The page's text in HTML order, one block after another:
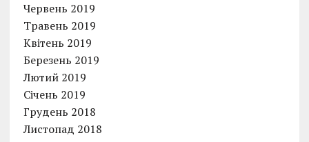
Червень 2019
Травень 2019
Квітень 2019
Березень 2019
Лютий 2019
Січень 2019
Грудень 2018
Листопад 2018